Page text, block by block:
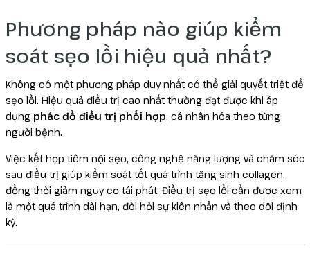
Phương pháp nào giúp kiểm
soát sẹo lồi hiệu quả nhất?
Không có một phương pháp duy nhất có thể giải quyết triệt để
sẹo lồi. Hiệu quả điều trị cao nhất thường đạt được khi áp
dụng phác đồ điều trị phối hợp, cá nhân hóa theo từng
người bệnh.
Việc kết hợp tiêm nội sẹo, công nghệ năng lượng và chăm sóc
sau điều trị giúp kiểm soát tốt quá trình tăng sinh collagen,
đồng thời giảm nguy cơ tái phát. Điều trị sẹo lồi cần được xem
là một quá trình dài hạn, đòi hỏi sự kiên nhẫn và theo dõi định
kỳ.